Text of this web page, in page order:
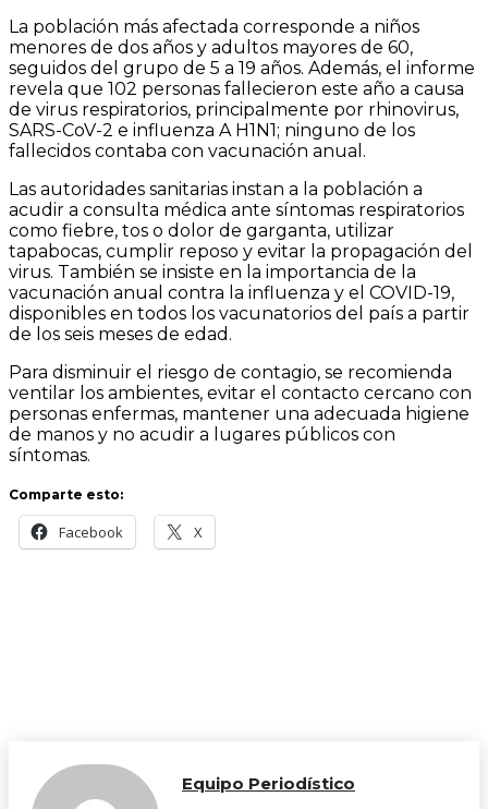
La población más afectada corresponde a niños
menores de dos años y adultos mayores de 60,
seguidos del grupo de 5 a 19 años. Además, el informe
revela que 102 personas fallecieron este año a causa
de virus respiratorios, principalmente por rhinovirus,
SARS-CoV-2 e influenza A H1N1; ninguno de los
fallecidos contaba con vacunación anual.
Las autoridades sanitarias instan a la población a
acudir a consulta médica ante síntomas respiratorios
como fiebre, tos o dolor de garganta, utilizar
tapabocas, cumplir reposo y evitar la propagación del
virus. También se insiste en la importancia de la
vacunación anual contra la influenza y el COVID-19,
disponibles en todos los vacunatorios del país a partir
de los seis meses de edad.
Para disminuir el riesgo de contagio, se recomienda
ventilar los ambientes, evitar el contacto cercano con
personas enfermas, mantener una adecuada higiene
de manos y no acudir a lugares públicos con
síntomas.
Comparte esto:
Facebook X
Equipo Periodístico